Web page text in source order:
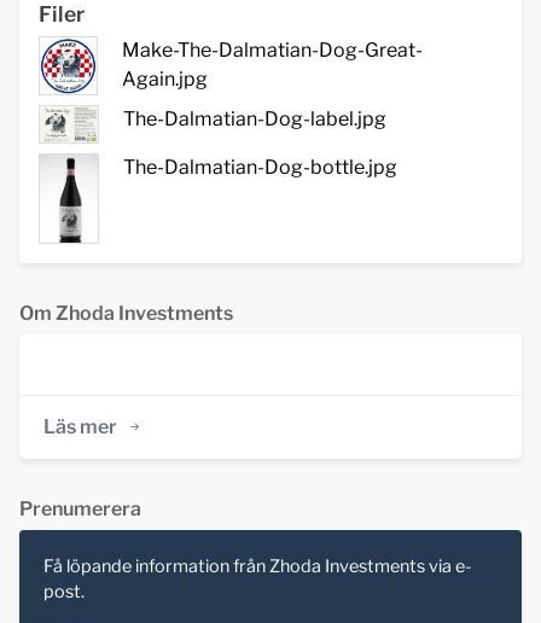
Filer
Make-The-Dalmatian-Dog-Great-
Again.jpg
The-Dalmatian-Dog-label.jpg
The-Dalmatian-Dog-bottle.jpg
Om Zhoda Investments
Läs mer
Prenumerera
Få löpande information från Zhoda Investments via e-
post.